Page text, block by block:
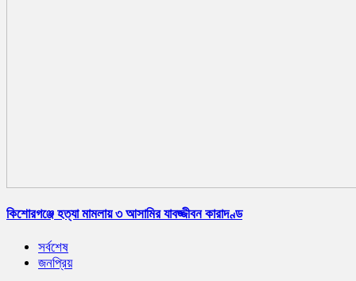
কিশোরগঞ্জে হত্যা মামলায় ৩ আসামির যাবজ্জীবন কারাদণ্ড
সর্বশেষ
জনপ্রিয়